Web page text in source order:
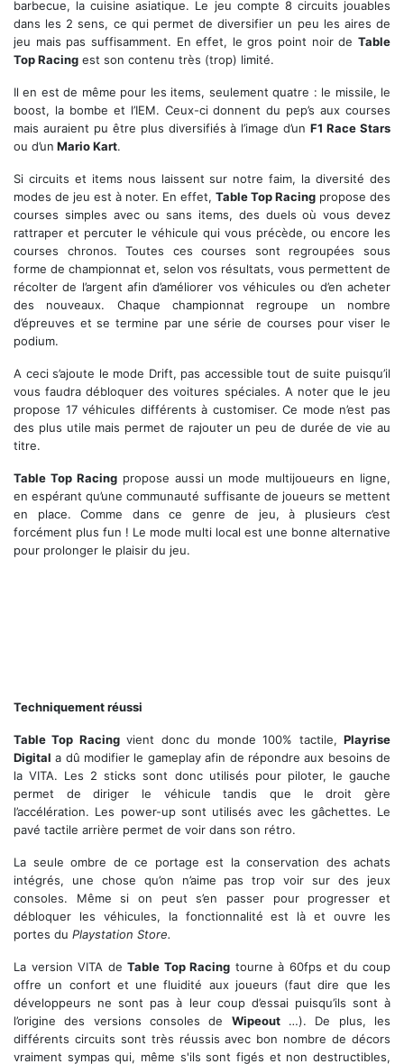
barbecue, la cuisine asiatique. Le jeu compte 8 circuits jouables
dans les 2 sens, ce qui permet de diversifier un peu les aires de
jeu mais pas suffisamment. En effet, le gros point noir de Table
Top Racing est son contenu très (trop) limité.
Il en est de même pour les items, seulement quatre : le missile, le
boost, la bombe et l’IEM. Ceux-ci donnent du pep’s aux courses
mais auraient pu être plus diversifiés à l’image d’unF1 Race Stars
ou d’un Mario Kart.
Si circuits et items nous laissent sur notre faim, la diversité des
modes de jeu est à noter. En effet, Table Top Racing propose des
courses simples avec ou sans items, des duels où vous devez
rattraper et percuter le véhicule qui vous précède, ou encore les
courses chronos. Toutes ces courses sont regroupées sous
forme de championnat et, selon vos résultats, vous permettent de
récolter de l’argent afin d’améliorer vos véhicules ou d’en acheter
des nouveaux. Chaque championnat regroupe un nombre
d’épreuves et se termine par une série de courses pour viser le
podium.
A ceci s’ajoute le mode Drift, pas accessible tout de suite puisqu’il
vous faudra débloquer des voitures spéciales. A noter que le jeu
propose 17 véhicules différents à customiser. Ce mode n’est pas
des plus utile mais permet de rajouter un peu de durée de vie au
titre.
Table Top Racingpropose aussi un mode multijoueurs en ligne,
en espérant qu’une communauté suffisante de joueurs se mettent
en place. Comme dans ce genre de jeu, à plusieurs c’est
forcément plus fun ! Le mode multi local est une bonne alternative
pour prolonger le plaisir du jeu.
Techniquement réussi
Table Top Racingvient donc du monde 100% tactile,Playrise
Digital a dû modifier le gameplay afin de répondre aux besoins de
la VITA. Les 2 sticks sont donc utilisés pour piloter, le gauche
permet de diriger le véhicule tandis que le droit gère
l’accélération. Les power-up sont utilisés avec les gâchettes. Le
pavé tactile arrière permet de voir dans son rétro.
La seule ombre de ce portage est la conservation des achats
intégrés, une chose qu’on n’aime pas trop voir sur des jeux
consoles. Même si on peut s’en passer pour progresser et
débloquer les véhicules, la fonctionnalité est là et ouvre les
portes du Playstation Store.
La version VITA de Table Top Racing tourne à 60fps et du coup
offre un confort et une fluidité aux joueurs (faut dire que les
développeurs ne sont pas à leur coup d’essai puisqu’ils sont à
l’origine des versions consoles de Wipeout…). De plus, les
différents circuits sont très réussis avec bon nombre de décors
vraiment sympas qui, même s'ils sont figés et non destructibles,